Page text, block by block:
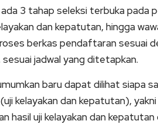
3 tahap seleksi terbuka pada
dan kepatutan, hingga
berkas pendaftaran sesuai
jadwal yang ditetapkan.
baru dapat dilihat siapa
kelayakan dan kepatutan),
hasil uji kelayakan dan